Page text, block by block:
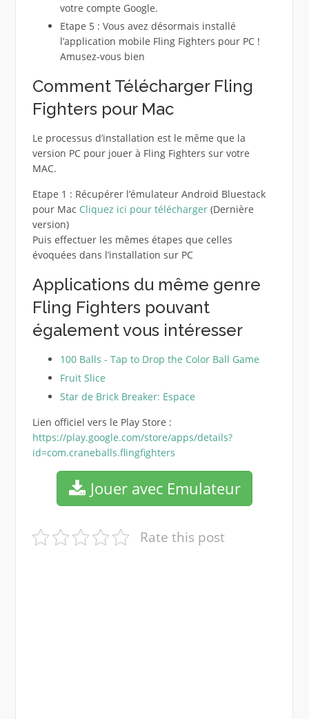
votre compte Google.
Etape 5 : Vous avez désormais installé
l’application mobile Fling Fighters pour PC !
Amusez-vous bien
Comment Télécharger Fling
Fighters pour Mac
Le processus d’installation est le même que la
version PC pour jouer à Fling Fighters sur votre
MAC.
Etape 1 : Récupérer l’émulateur Android Bluestack
pour Mac Cliquez ici pour télécharger(Dernière
version)
Puis effectuer les mêmes étapes que celles
évoquées dans l’installation sur PC
Applications du même genre
Fling Fighters pouvant
également vous intéresser
100 Balls - Tap to Drop the Color Ball Game
Fruit Slice
Star de Brick Breaker: Espace
Lien officiel vers le Play Store :
https://play.google.com/store/apps/details?
id=com.craneballs.flingfighters
Jouer avec Emulateur
Rate this post